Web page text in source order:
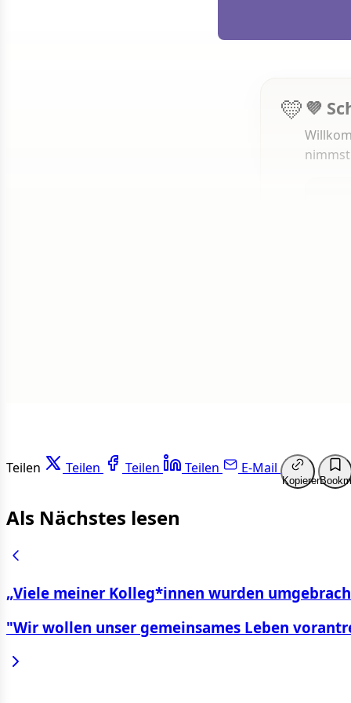
💛 💜
Teilen Teilen Teilen Teilen E-Mail
Kopieren
Als Nächstes lesen
„Viele meiner Kolleg*innen wurden
"Wir wollen unser gemeinsames Leben